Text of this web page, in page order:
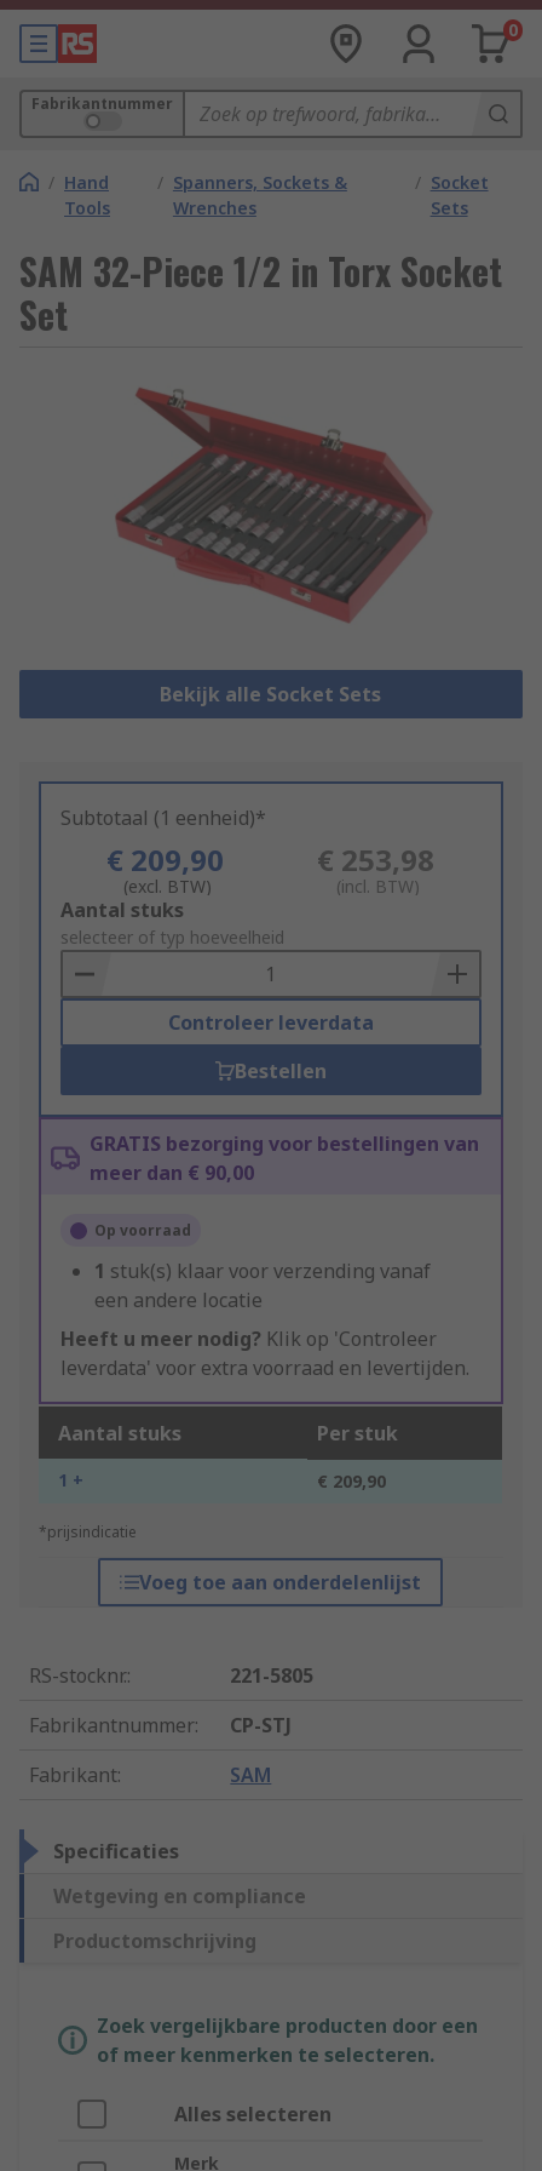
0
Fabrikantnummer
/ Hand
Tools
/ Spanners, Sockets &
Wrenches
/ Socket
Sets
SAM 32-Piece 1/2 in Torx Socket
Set
Bekijk alle Socket Sets
Subtotaal (1 eenheid)*
€ 209,90
(excl. BTW)
€ 253,98
(incl. BTW)
Add
to
Basket
Aantal stuks
selecteer of typ hoeveelheid
Controleer leverdata
Bestellen
GRATIS bezorging voor bestellingen van
meer dan € 90,00
Op voorraad
1 stuk(s) klaar voor verzending vanaf
een andere locatie
Heeft u meer nodig? Klik op 'Controleer
leverdata' voor extra voorraad en levertijden.
Aantal stuks Per stuk
1 + € 209,90
*prijsindicatie
Voeg toe aan onderdelenlijst
RS-stocknr.:
221-5805
Fabrikantnummer:
CP-STJ
Fabrikant: SAM
Specificaties
Wetgeving en compliance
Productomschrijving
Zoek vergelijkbare producten door een
of meer kenmerken te selecteren.
Alles selecteren
Merk